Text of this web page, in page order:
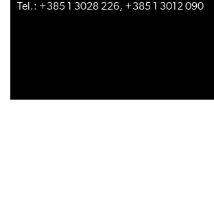
Tel.: +385 1 3028 226, +385 1 3012 090